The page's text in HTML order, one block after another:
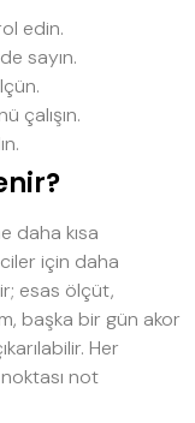
edin.
sayın.
çalışın.
daha kısa
için daha
esas ölçüt,
başka bir gün akor
Her
not